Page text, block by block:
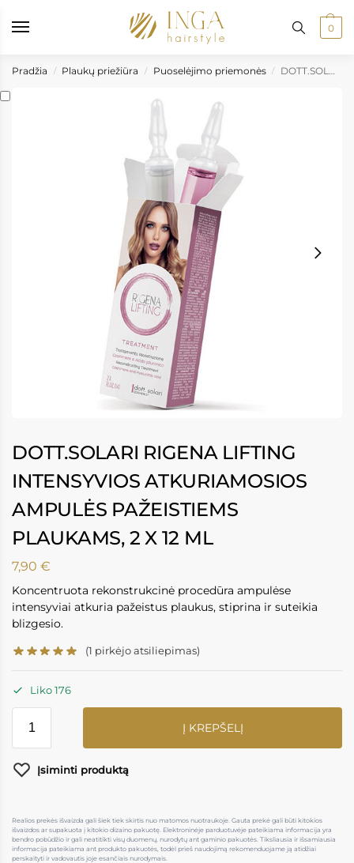
paštomatus nuo 50 €, kurjeriu į namus nuo 100 €
Prekių
0
Pradžia / Plaukų priežiūra / Puoselėjimo priemonės / DOTT.SOLARI Rigena Lifting Intensyvios atkuriamosios ampulės pažeistiems plaukams, 2 x 12 ml
DOTT.SOLARI RIGENA LIFTING
INTENSYVIOS ATKURIAMOSIOS
AMPULĖS PAŽEISTIEMS
PLAUKAMS, 2 X 12 ML
7,90 €
Koncentruota rekonstrukcinė procedūra ampulėse
intensyviai atkuria pažeistus plaukus, stiprina ir suteikia
blizgesio.
(1 pirkėjo atsiliepimas)
Liko 176
Į KREPŠELĮ
Įsiminti produktą
Realios prekės išvaizda gali šiek tiek skirtis nuo matomos nuotraukoje. Gauta prekė gali būti kitokios
išvaizdos ar supakuota į kitokio dizaino pakuotę. Elektroninėje parduotuvėje pateikiama informacija yra
bendro pobūdžio ir gali neatitikti visų duomenų, nurodytų ant gaminio pakuotės. Tiksliausia ir išsamiausia
informacija pateikiama ant produkto pakuotės, todėl prieš naudojimą rekomenduojame ją atidžiai
perskaityti ir vadovautis joje esančiais nurodymais.